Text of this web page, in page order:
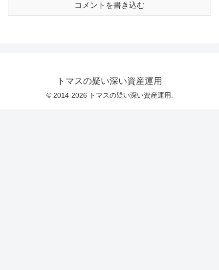
コメントを書き込む
トマスの疑い深い資産運用
© 2014-2026 トマスの疑い深い資産運用.